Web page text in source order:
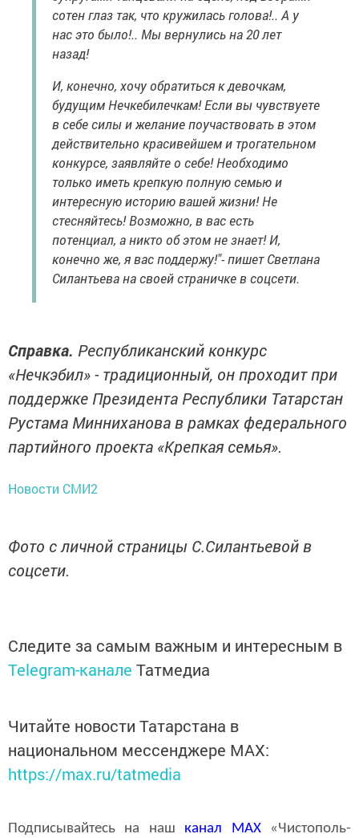
сотен глаз так, что кружилась голова!.. А у
нас это было!.. Мы вернулись на 20 лет
назад!
И, конечно, хочу обратиться к девочкам,
будущим Нечкебилечкам! Если вы чувствуете
в себе силы и желание поучаствовать в этом
действительно красивейшем и трогательном
конкурсе, заявляйте о себе! Необходимо
только иметь крепкую полную семью и
интересную историю вашей жизни! Не
стесняйтесь! Возможно, в вас есть
потенциал, а никто об этом не знает! И,
конечно же, я вас поддержу!"- пишет Светлана
Силантьева на своей страничке в соцсети.
Справка. Республиканский конкурс
«Нечкэбил» - традиционный, он проходит при
поддержке Президента Республики Татарстан
Рустама Минниханова в рамках федерального
партийного проекта «Крепкая семья».
Новости СМИ2
Фото с личной страницы С.Силантьевой в
соцсети.
Следите за самым важным и интересным в
Telegram-канале Татмедиа
Читайте новости Татарстана в
национальном мессенджере MАХ:
https://max.ru/tatmedia
Подписывайтесь на наш канал MAX«Чистополь-